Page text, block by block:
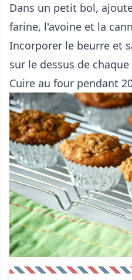
Dans un petit bol,
farine, l'avoine et la
Incorporer le beurre et
sur le dessus de
Cuire au four pendant